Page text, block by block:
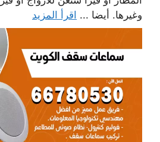
وغيرها. أيضا ... اقرأ المزيد